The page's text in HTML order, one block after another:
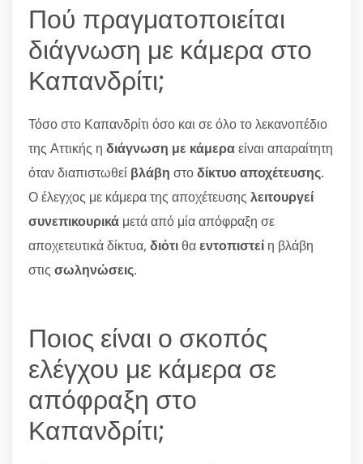
Πού πραγματοποιείται
διάγνωση με κάμερα στο
Καπανδρίτι;
Τόσο στο Καπανδρίτι όσο και σε όλο το λεκανοπέδιο
της Αττικής η διάγνωση με κάμεραείναι απαραίτητη
όταν διαπιστωθεί βλάβη στοδίκτυο αποχέτευσης.
Ο έλεγχος με κάμερα της αποχέτευσης λειτουργεί
συνεπικουρικά μετά από μία απόφραξη σε
αποχετευτικά δίκτυα, διότιθαεντοπιστεί η βλάβη
στις σωληνώσεις.
Ποιος είναι ο σκοπός
ελέγχου με κάμερα σε
απόφραξη στο
Καπανδρίτι;